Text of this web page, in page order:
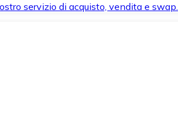
servizio di acquisto, vendita e swap.